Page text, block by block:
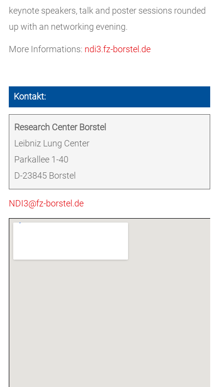
keynote speakers, talk and poster sessions rounded
up with an networking evening.
More Informations: ndi3.fz-borstel.de
Kontakt:
Research Center Borstel
Leibniz Lung Center
Parkallee 1-40
D-23845 Borstel
NDI3@fz-borstel.de